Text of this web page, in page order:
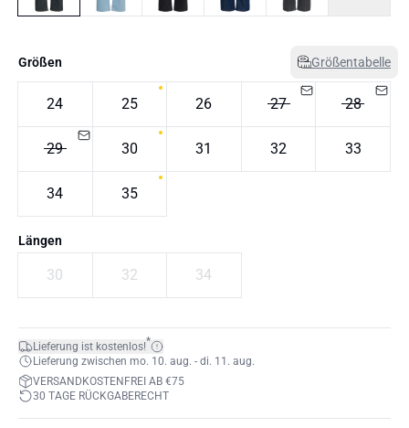
Größen Größentabelle
24 25 26 27 28
29 30 31 32 33
34 35
Längen
30 32 34
Lieferung ist kostenlos!*
Lieferung zwischen mo. 10. aug. - di. 11. aug.
VERSANDKOSTENFREI AB €75
30 TAGE RÜCKGABERECHT